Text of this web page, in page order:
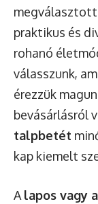
megválasztott
praktikus és
rohanó
válasszunk,
érezzük
bevásárlásról
talpbetét
kap kiemelt
A lapos vagy